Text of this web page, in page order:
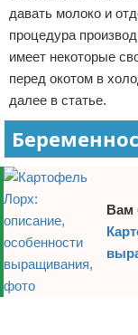
давать молоко и
процедура
имеет некоторые
перед окотом в
далее в статье.
Вам